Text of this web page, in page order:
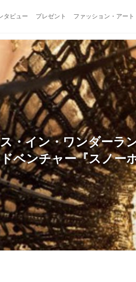
タビュー プレゼント ファッション・アート
・イン・ワンダーラ
ベンチャー『スノー